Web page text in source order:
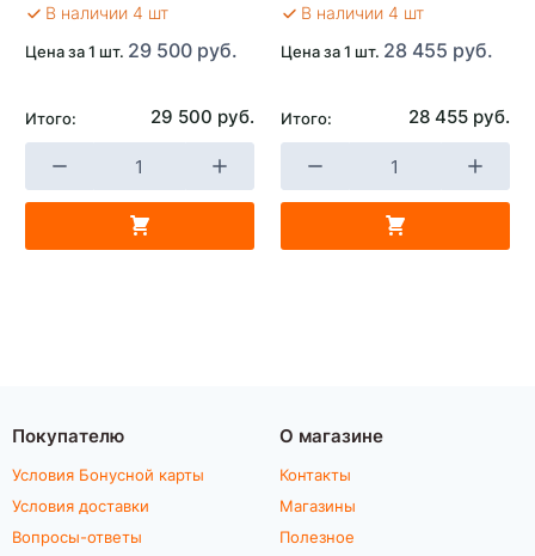
В наличии 4 шт
Цена за 1 шт. 29 500 руб.
Итого: 29 500 руб.
В наличии 4 шт
Цена за 1 шт. 28 455 руб.
Итого: 28 455 руб.
Покупателю
Условия Бонусной карты
Условия доставки
Вопросы-ответы
О магазине
Контакты
Магазины
Полезное